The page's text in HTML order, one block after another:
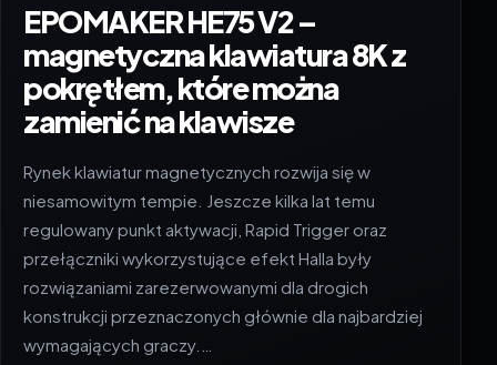
EPOMAKER HE75 V2 –
magnetyczna klawiatura 8K z
pokrętłem, które można
zamienić na klawisze
Rynek klawiatur magnetycznych rozwija się w
niesamowitym tempie. Jeszcze kilka lat temu
regulowany punkt aktywacji, Rapid Trigger oraz
przełączniki wykorzystujące efekt Halla były
rozwiązaniami zarezerwowanymi dla drogich
konstrukcji przeznaczonych głównie dla najbardziej
wymagających graczy.…